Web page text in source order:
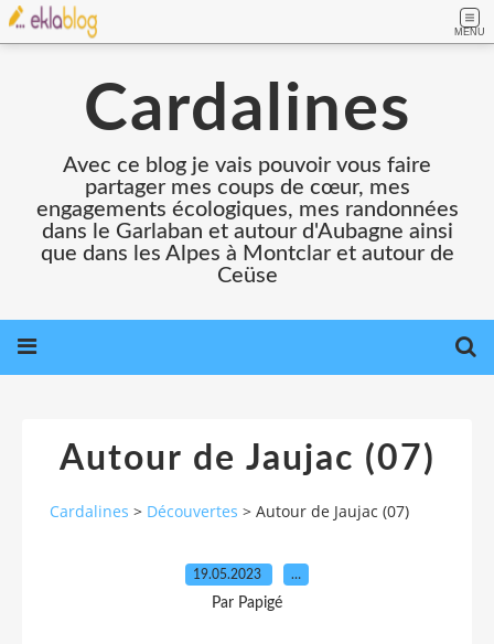
MENU
Cardalines
Avec ce blog je vais pouvoir vous faire
partager mes coups de cœur, mes
engagements écologiques, mes randonnées
dans le Garlaban et autour d'Aubagne ainsi
que dans les Alpes à Montclar et autour de
Ceüse
Autour de Jaujac (07)
Cardalines > Découvertes > Autour de Jaujac (07)
19.05.2023 …
Par Papigé